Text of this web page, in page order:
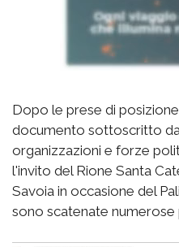
Dopo le prese di
documento sottoscritto
organizzazioni e forze
l'invito del Rione Santa
Savoia in occasione del
sono scatenate numerose